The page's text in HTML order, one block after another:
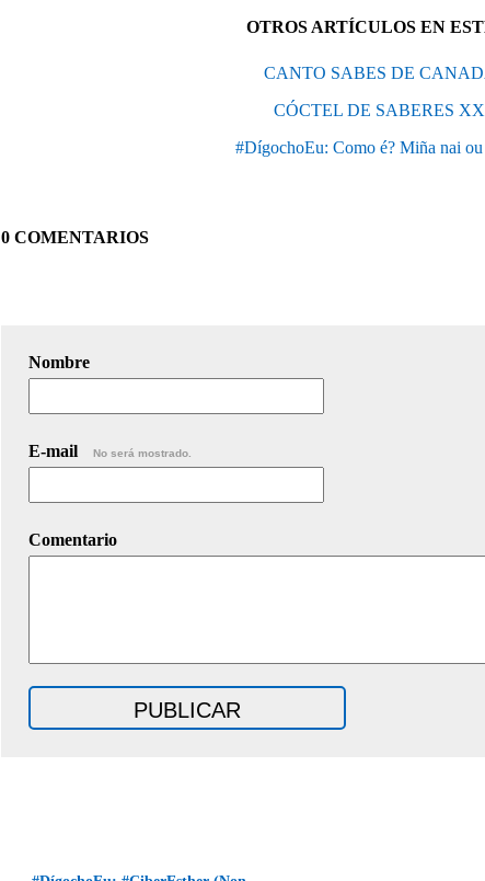
OTROS ARTÍCULOS EN
CANTO SABES DE
CÓCTEL DE SABERES
#DígochoEu: Como é? Miña nai ou
0 COMENTARIOS
Nombre
E-mail No será mostrado.
Comentario